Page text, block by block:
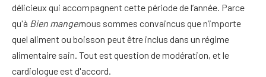
délicieux qui accompagnent cette période de l’année. Parce
qu'à Bien mangernous sommes convaincus que n’importe
quel aliment ou boisson peut être inclus dans un régime
alimentaire sain. Tout est question de modération, et le
cardiologue est d'accord.